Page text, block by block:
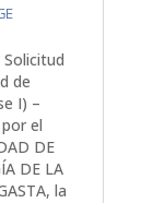
Solicitud
de
I) –
el
DE
DE LA
la